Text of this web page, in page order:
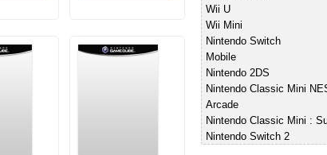
Wii U
Wii Mini
Nintendo Switch
Mobile
Nintendo 2DS
Nintendo Classic Mini
Arcade
Nintendo Classic Mini :
Nintendo Switch 2